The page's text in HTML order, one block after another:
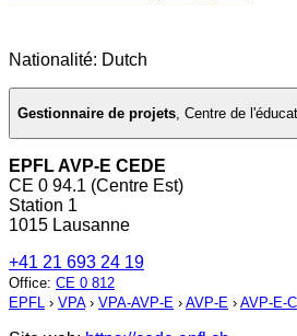
Nationalité: Dutch
Gestionnaire de projets, Centre de
EPFL AVP-E CEDE
CE 0 94.1 (Centre Est)
Station 1
1015 Lausanne
+41 21 693 24 19
Office: CE 0 812
EPFL › VPA› VPA-AVP-E › AVP-E › AVP-E-